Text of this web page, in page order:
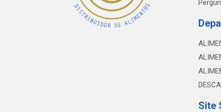
Site